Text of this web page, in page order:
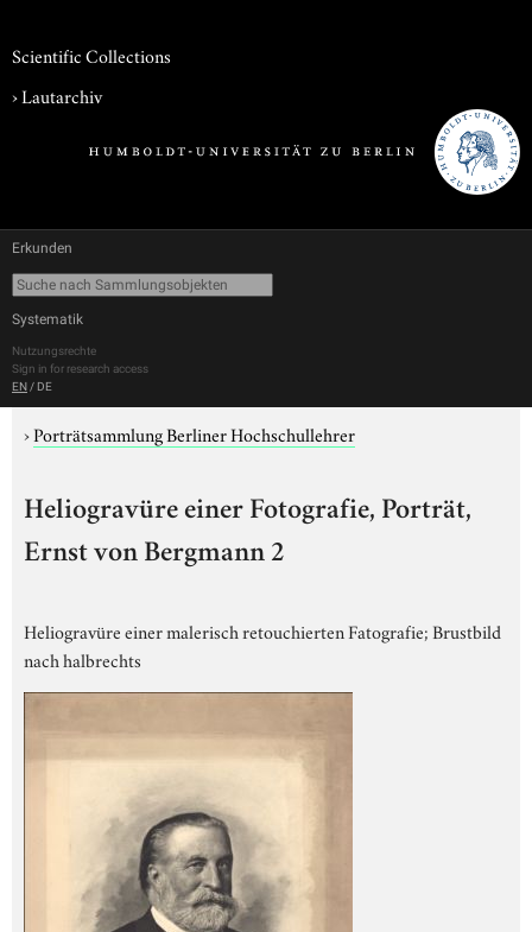
Scientific Collections
›Lautarchiv
Erkunden
Systematik
Nutzungsrechte
Sign in for research access
EN / DE
›Porträtsammlung Berliner Hochschullehrer
Heliogravüre einer Fotografie, Porträt,
Ernst von Bergmann 2
Heliogravüre einer malerisch retouchierten Fatografie; Brustbild
nach halbrechts